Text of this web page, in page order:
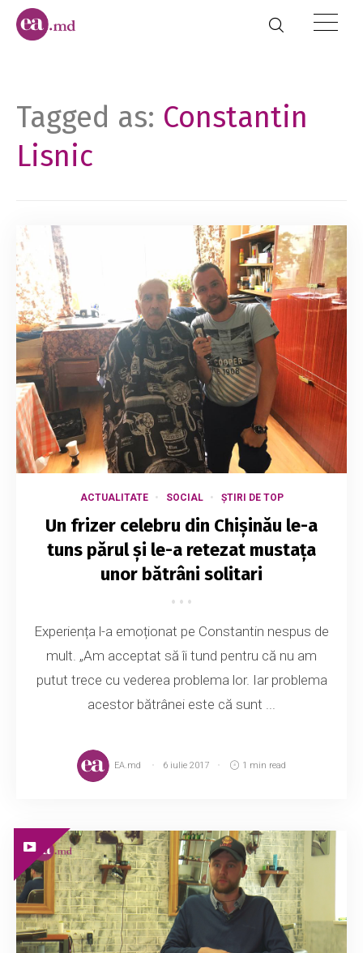
Tagged as: Constantin
Lisnic
ACTUALITATE SOCIAL ȘTIRI DE TOP
Un frizer celebru din Chișinău le-a
tuns părul și le-a retezat mustața
unor bătrâni solitari
Experiența l-a emoționat pe Constantin nespus de
mult. „Am acceptat să îi tund pentru că nu am
putut trece cu vederea problema lor. Iar problema
acestor bătrânei este că sunt ...
EA.md 6 iulie 2017 1 min read